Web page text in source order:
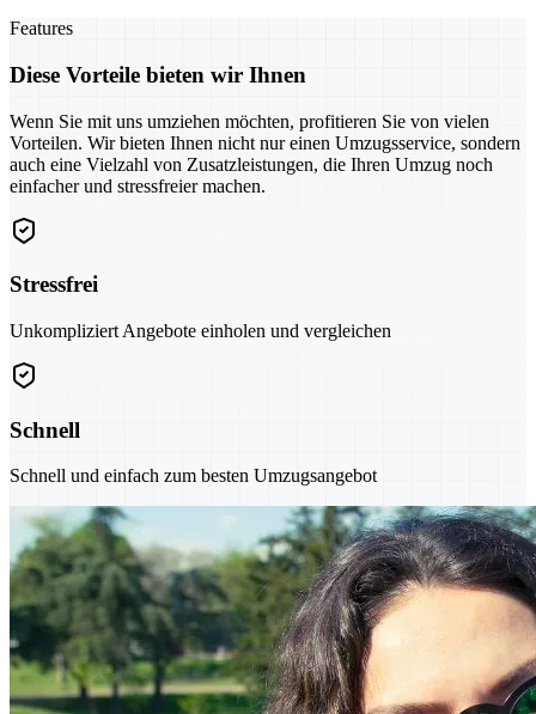
Features
Diese Vorteile bieten wir Ihnen
Wenn Sie mit uns umziehen möchten, profitieren Sie von vielen
Vorteilen. Wir bieten Ihnen nicht nur einen Umzugsservice, sondern
auch eine Vielzahl von Zusatzleistungen, die Ihren Umzug noch
einfacher und stressfreier machen.
Stressfrei
Unkompliziert Angebote einholen und vergleichen
Schnell
Schnell und einfach zum besten Umzugsangebot